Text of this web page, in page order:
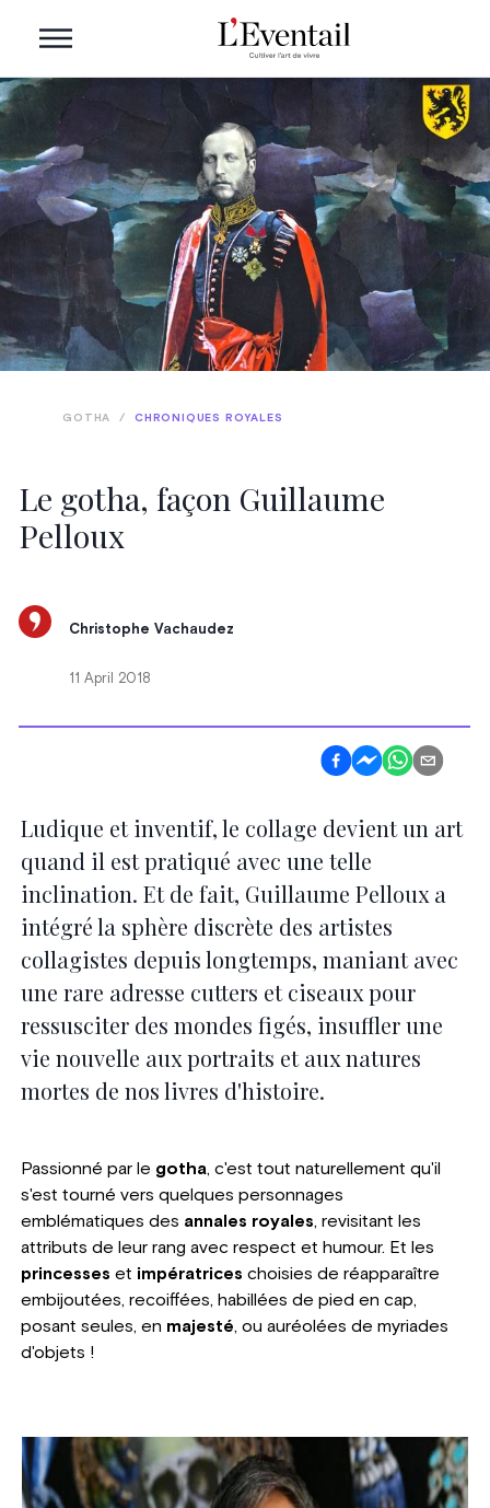
Le gotha, façon Guillaume
Pelloux
GOTHA / CHRONIQUES ROYALES
Christophe Vachaudez
11 April 2018
Ludique et inventif, le collage devient un art
quand il est pratiqué avec une telle
inclination. Et de fait, Guillaume Pelloux a
intégré la sphère discrète des artistes
collagistes depuis longtemps, maniant avec
une rare adresse cutters et ciseaux pour
ressusciter des mondes figés, insuffler une
vie nouvelle aux portraits et aux natures
mortes de nos livres d'histoire.
Passionné par le gotha, c'est tout naturellement qu'il
s'est tourné vers quelques personnages
emblématiques des annales royales, revisitant les
attributs de leur rang avec respect et humour. Et les
princesses et impératrices choisies de réapparaître
embijoutées, recoiffées, habillées de pied en cap,
posant seules, en majesté, ou auréolées de myriades
d'objets !